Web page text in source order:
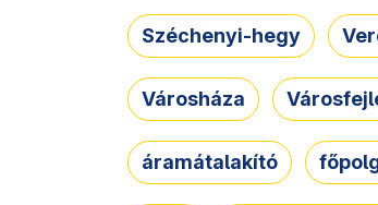
Széchenyi-hegy
Városháza
áramátalakító